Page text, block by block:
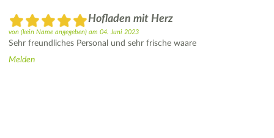
Hofladen mit Herz
von (kein Name angegeben) am 04. Juni 2023
Sehr freundliches Personal und sehr frische waare
Melden